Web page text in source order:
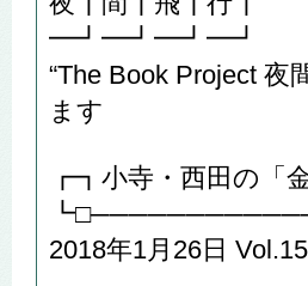
━┛━┛━┛━┛
“The Book Project 夜
ます
┏┓小寺・西田の「
2018年1月26日